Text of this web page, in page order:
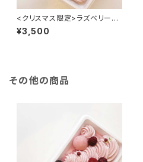
<クリスマス限定>ラズベリーと
バニラのアイスケーキ
¥3,500
その他の商品